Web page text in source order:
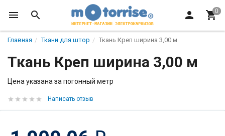
Главная Ткани для штор Ткань Креп ширина 3,00 м
Ткань Креп ширина 3,00 м
Цена указана за погонный метр
Написать отзыв